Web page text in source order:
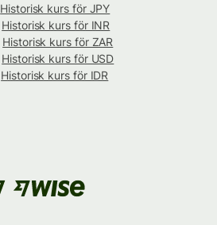
Historisk kurs för JPY
Historisk kurs för INR
Historisk kurs för ZAR
Historisk kurs för USD
Historisk kurs för IDR